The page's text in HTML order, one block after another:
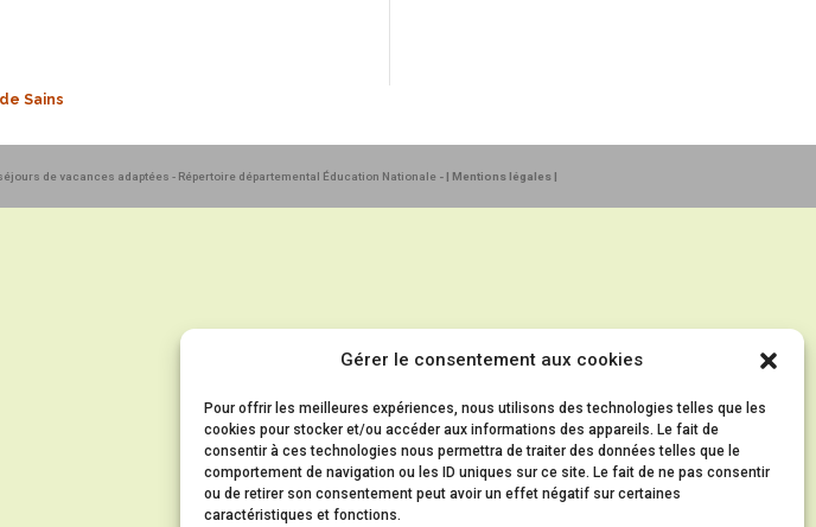
Gérer le consentement aux cookies
Pour offrir les meilleures expériences, nous utilisons des technologies telles que les
cookies pour stocker et/ou accéder aux informations des appareils. Le fait de
consentir à ces technologies nous permettra de traiter des données telles que le
comportement de navigation ou les ID uniques sur ce site. Le fait de ne pas consentir
ou de retirer son consentement peut avoir un effet négatif sur certaines
caractéristiques et fonctions.
Sains
de vacances adaptées - Répertoire départemental Éducation Nationale - | Mentions légales |